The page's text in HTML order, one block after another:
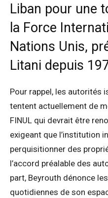
Liban pour une
la Force
Nations Unis,
Litani depuis
Pour rappel, les autorités
tentent actuellement de
FINUL qui devrait être
exigeant que l’institution
perquisitionner des
l’accord préalable des
part, Beyrouth dénonce
quotidiennes de son